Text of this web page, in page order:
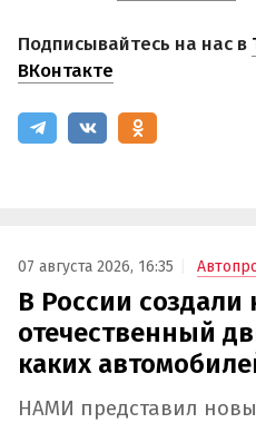
Подписывайтесь на нас в
ВКонтакте
07 августа 2026, 16:35
В России
отечественный
каких
НАМИ представил